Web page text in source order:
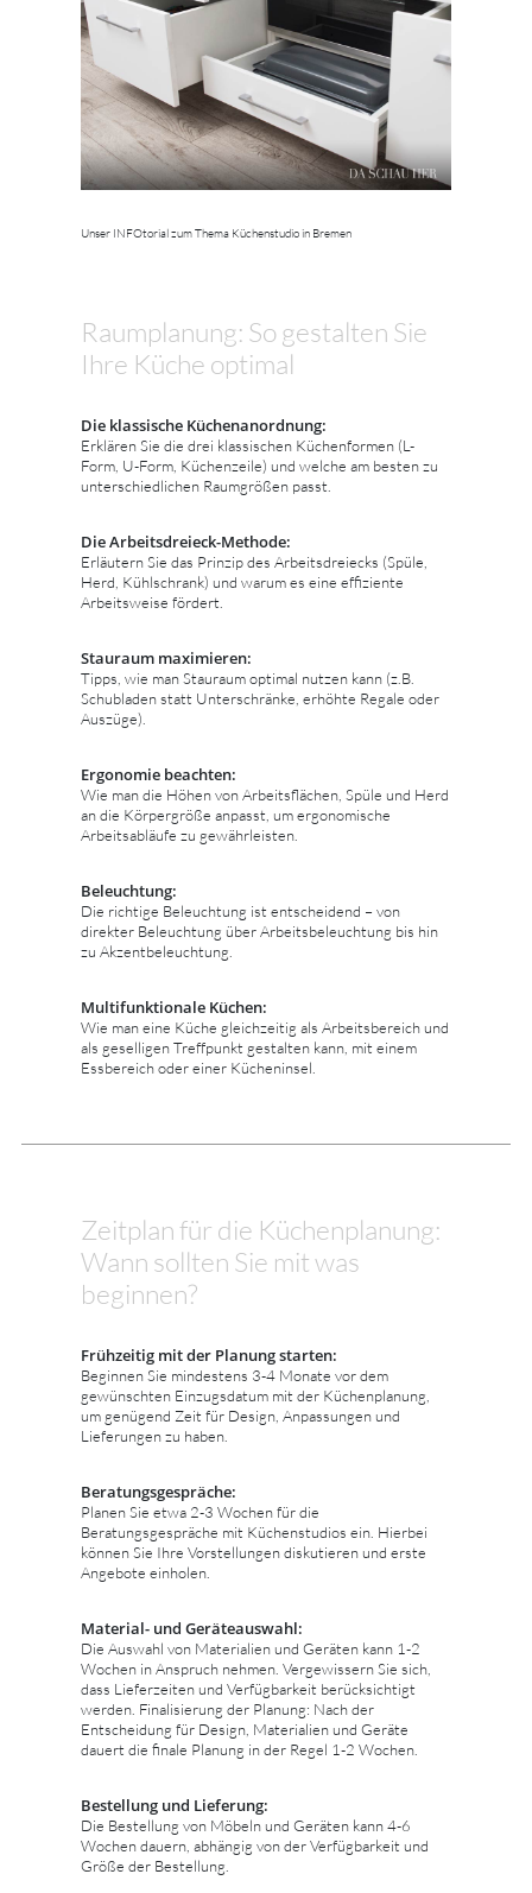
Unser INFOtorial zum Thema Küchenstudio in Bremen
Raumplanung: So gestalten Sie
Ihre Küche optimal
Die klassische Küchenanordnung:
Erklären Sie die drei klassischen Küchenformen (L-
Form, U-Form, Küchenzeile) und welche am besten zu
unterschiedlichen Raumgrößen passt.
Die Arbeitsdreieck-Methode:
Erläutern Sie das Prinzip des Arbeitsdreiecks (Spüle,
Herd, Kühlschrank) und warum es eine effiziente
Arbeitsweise fördert.
Stauraum maximieren:
Tipps, wie man Stauraum optimal nutzen kann (z.B.
Schubladen statt Unterschränke, erhöhte Regale oder
Auszüge).
Ergonomie beachten:
Wie man die Höhen von Arbeitsflächen, Spüle und Herd
an die Körpergröße anpasst, um ergonomische
Arbeitsabläufe zu gewährleisten.
Beleuchtung:
Die richtige Beleuchtung ist entscheidend – von
direkter Beleuchtung über Arbeitsbeleuchtung bis hin
zu Akzentbeleuchtung.
Multifunktionale Küchen:
Wie man eine Küche gleichzeitig als Arbeitsbereich und
als geselligen Treffpunkt gestalten kann, mit einem
Essbereich oder einer Kücheninsel.
Zeitplan für die Küchenplanung:
Wann sollten Sie mit was
beginnen?
Frühzeitig mit der Planung starten:
Beginnen Sie mindestens 3-4 Monate vor dem
gewünschten Einzugsdatum mit der Küchenplanung,
um genügend Zeit für Design, Anpassungen und
Lieferungen zu haben.
Beratungsgespräche:
Planen Sie etwa 2-3 Wochen für die
Beratungsgespräche mit Küchenstudios ein. Hierbei
können Sie Ihre Vorstellungen diskutieren und erste
Angebote einholen.
Material- und Geräteauswahl:
Die Auswahl von Materialien und Geräten kann 1-2
Wochen in Anspruch nehmen. Vergewissern Sie sich,
dass Lieferzeiten und Verfügbarkeit berücksichtigt
werden. Finalisierung der Planung: Nach der
Entscheidung für Design, Materialien und Geräte
dauert die finale Planung in der Regel 1-2 Wochen.
Bestellung und Lieferung:
Die Bestellung von Möbeln und Geräten kann 4-6
Wochen dauern, abhängig von der Verfügbarkeit und
Größe der Bestellung.